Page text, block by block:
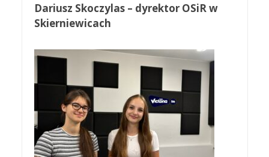
Dariusz Skoczylas – dyrektor OSiR w
Skierniewicach